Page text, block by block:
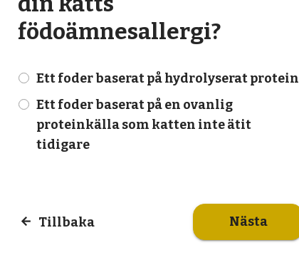
födoämnesallergi?
check Ett foder baserat på hydrolyserat protein
check
Ett foder baserat på en ovanlig
proteinkälla som katten inte ätit
tidigare
Tillbaka Nästa